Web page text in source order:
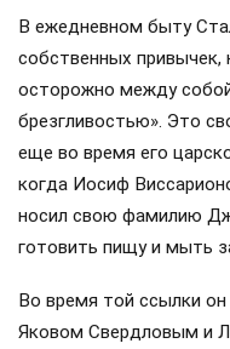
В ежедневном быту
собственных привычек,
осторожно между
брезгливостью». Это
еще во время его
когда Иосиф
носил свою фамилию
готовить пищу и мыть
Во время той ссылки
Яковом Свердловым и